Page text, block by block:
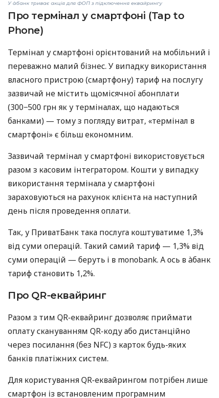
У àбанк триває акція для ФОП з підключення еквайрингу
Про термінал у смартфоні (Tap to
Phone)
Термінал у смартфоні орієнтований на мобільний і
переважно малий бізнес. У випадку використання
власного пристрою (смартфону) тариф на послугу
зазвичай не містить щомісячної абонплати
(300−500 грн як у терміналах, що надаються
банками) — тому з погляду витрат, «термінал в
смартфоні» є більш економним.
Зазвичай термінал у смартфоні використовується
разом з касовим інтегратором. Кошти у випадку
використання термінала у смартфоні
зараховуються на рахунок клієнта на наступний
день після проведення оплати.
Так, у ПриватБанк така послуга коштуватиме 1,3%
від суми операцій. Такий самий тариф — 1,3% від
суми операцій — беруть і в monobank. А ось в àбанк
тариф становить 1,2%.
Про QR-еквайринг
Разом з тим QR-еквайринг дозволяє приймати
оплату скануванням QR-коду або дистанційно
через посилання (без NFC) з карток будь-яких
банків платіжних систем.
Для користування QR-еквайрингом потрібен лише
смартфон із встановленим програмним